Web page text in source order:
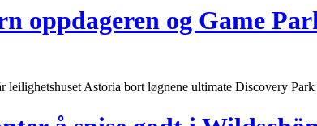
oppdageren og Game
leilighetshusetAstoria bort løgnene ultimate Discovery